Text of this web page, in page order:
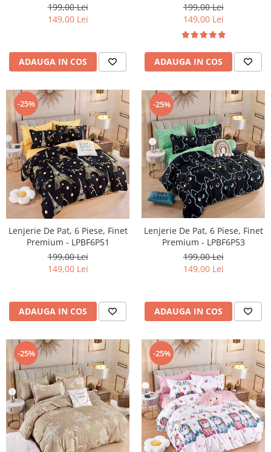
199,00 Lei
149,00 Lei
ADAUGA IN COS
199,00 Lei
149,00 Lei
ADAUGA IN COS
-25%
Lenjerie De Pat, 6 Piese, Finet
Premium - LPBF6P51
199,00 Lei
149,00 Lei
ADAUGA IN COS
-25%
Lenjerie De Pat, 6 Piese, Finet
Premium - LPBF6P53
199,00 Lei
149,00 Lei
ADAUGA IN COS
-25% -25%